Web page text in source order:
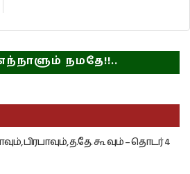
நமதே!!..
பிரபாவும், த.தே. கூ வும் – தொடர் 4